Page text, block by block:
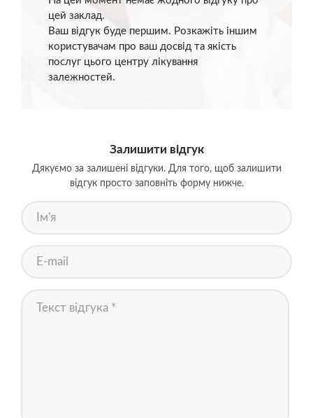
цей заклад.
Ваш відгук буде першим. Розкажіть іншим
користувачам про ваш досвід та якість
послуг цього центру лікування
залежностей.
Залишити відгук
Дякуємо за залишені відгуки. Для того, щоб залишити
відгук просто заповніть форму нижче.